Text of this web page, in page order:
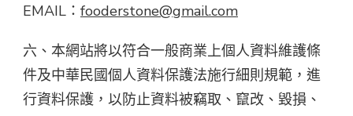
EMAIL： fooderstone@gmail.com
六、本網站將以符合一般商業上個人資料維護條
件及中華民國個人資料保護法施行細則規範，進
行資料保護，以防止資料被竊取、竄改、毀損、